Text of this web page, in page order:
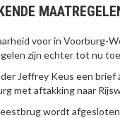
voor in Voorburg-
zijn echter tot nu
Jeffrey Keus een brief
met aftakking naar
wordt